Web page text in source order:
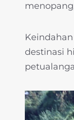
destinasi